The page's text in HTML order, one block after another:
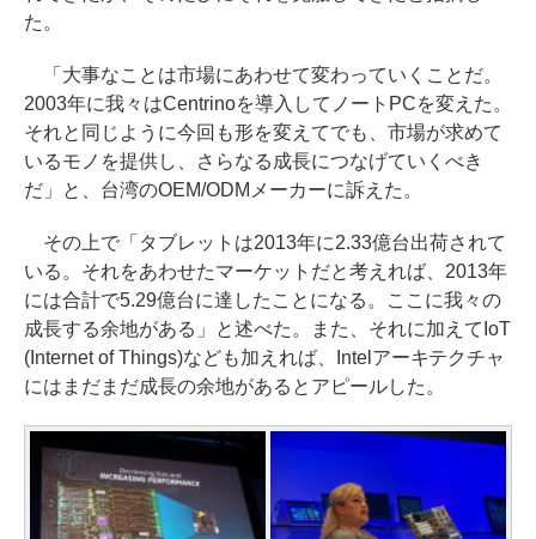
た。
「大事なことは市場にあわせて変わっていくことだ。
2003年に我々はCentrinoを導入してノートPCを変えた。
それと同じように今回も形を変えてでも、市場が求めて
いるモノを提供し、さらなる成長につなげていくべき
だ」と、台湾のOEM/ODMメーカーに訴えた。
その上で「タブレットは2013年に2.33億台出荷されて
いる。それをあわせたマーケットだと考えれば、2013年
には合計で5.29億台に達したことになる。ここに我々の
成長する余地がある」と述べた。また、それに加えてIoT
(Internet of Things)なども加えれば、Intelアーキテクチャ
にはまだまだ成長の余地があるとアピールした。